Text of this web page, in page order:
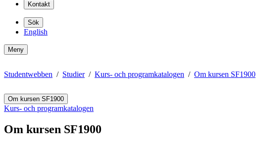
Kontakt
Sök
English
Meny
Studentwebben Studier Kurs- och programkatalogen Om kursen SF1900
Om kursen SF1900
Kurs- och programkatalogen
Om kursen SF1900